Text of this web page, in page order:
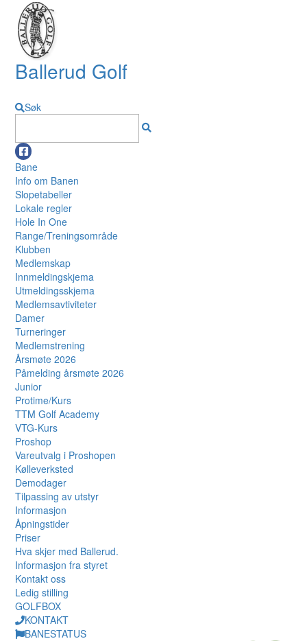
Ballerud Golf
Søk
Bane
Info om Banen
Slopetabeller
Lokale regler
Hole In One
Range/Treningsområde
Klubben
Medlemskap
Innmeldingskjema
Utmeldingsskjema
Medlemsavtiviteter
Damer
Turneringer
Medlemstrening
Årsmøte 2026
Påmelding årsmøte 2026
Junior
Protime/Kurs
TTM Golf Academy
VTG-Kurs
Proshop
Vareutvalg i Proshopen
Kølleverksted
Demodager
Tilpassing av utstyr
Informasjon
Åpningstider
Priser
Hva skjer med Ballerud.
Informasjon fra styret
Kontakt oss
Ledig stilling
GOLFBOX
KONTAKT
BANESTATUS